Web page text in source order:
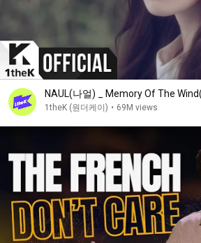
NAUL(나얼) _ Memory Of The
1theK (원더케이) • 69M views